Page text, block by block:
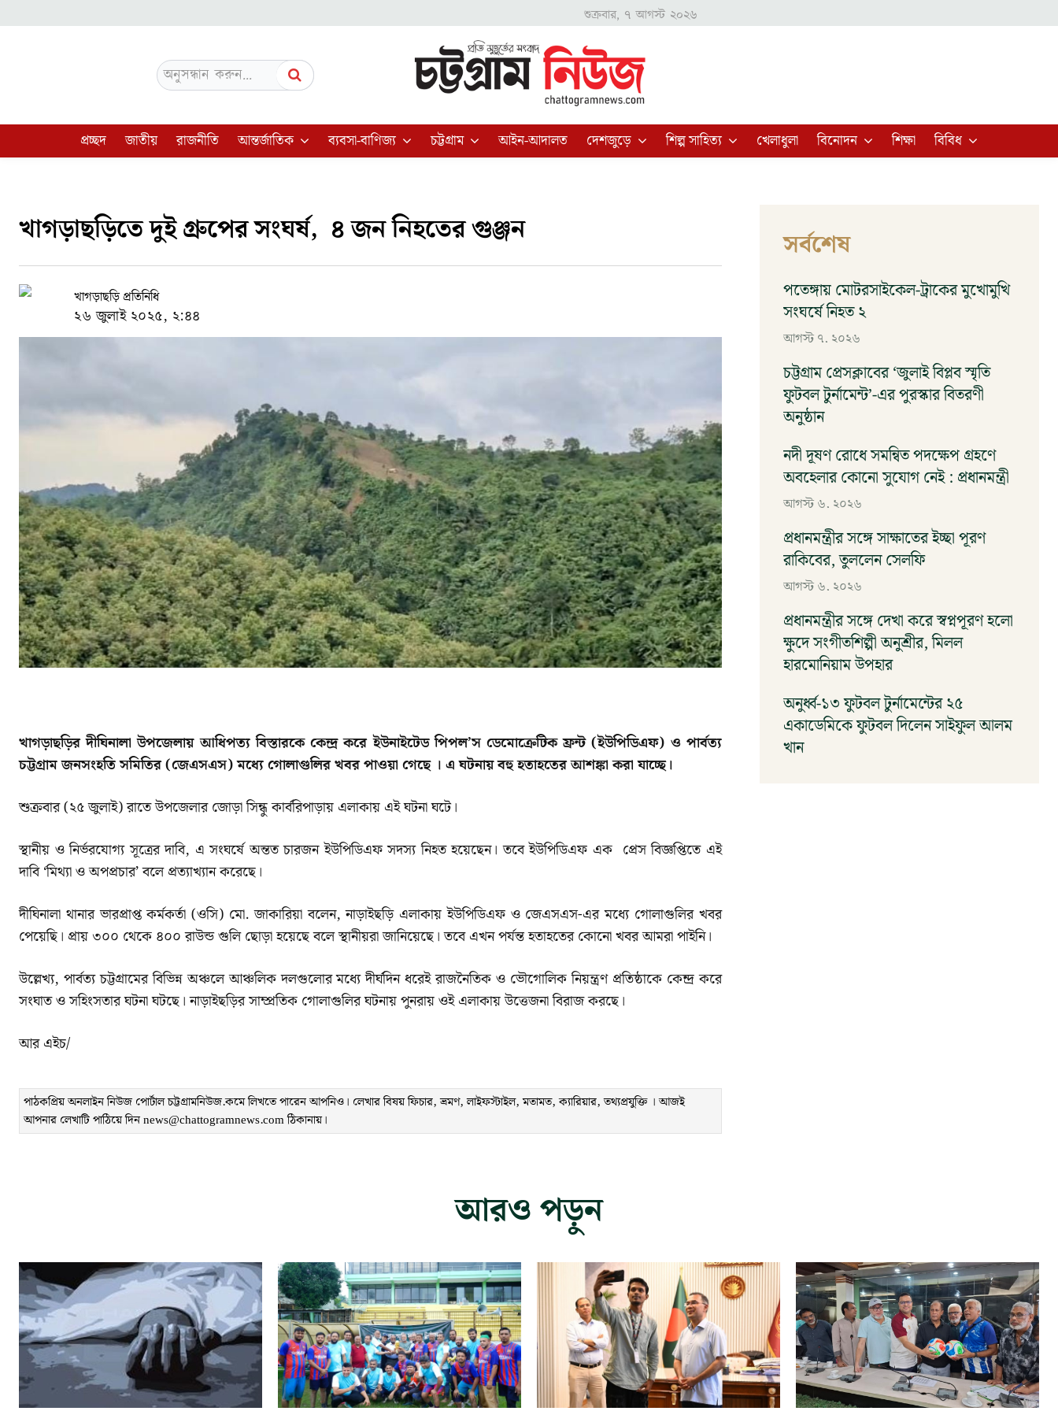
শুক্রবার, ৭ আগস্ট ২০২৬
অনুসন্ধান করুন...
প্রচ্ছদ জাতীয় রাজনীতি আন্তর্জাতিক ব্যবসা-বাণিজ্য চট্টগ্রাম আইন-আদালত দেশজুড়ে শিল্প সাহিত্য খেলাধুলা বিনোদন শিক্ষা বিবিধ
খাগড়াছড়িতে দুই গ্রুপের সংঘর্ষ, ৪ জন নিহতের গুঞ্জন
খাগড়াছড়ি প্রতিনিধি
২৬ জুলাই ২০২৫, ২:৪৪
খাগড়াছড়ির দীঘিনালা উপজেলায় আধিপত্য বিস্তারকে কেন্দ্র করে ইউনাইটেড পিপল’স ডেমোক্রেটিক ফ্রন্ট (ইউপিডিএফ) ও পার্বত্য
চট্টগ্রাম জনসংহতি সমিতির (জেএসএস) মধ্যে গোলাগুলির খবর পাওয়া গেছে । এ ঘটনায় বহু হতাহতের আশঙ্কা করা যাচ্ছে।
শুক্রবার (২৫ জুলাই) রাতে উপজেলার জোড়া সিন্ধু কার্বরিপাড়ায় এলাকায় এই ঘটনা ঘটে।
স্থানীয় ও নির্ভরযোগ্য সূত্রের দাবি, এ সংঘর্ষে অন্তত চারজন ইউপিডিএফ সদস্য নিহত হয়েছেন। তবে ইউপিডিএফ এক প্রেস বিজ্ঞপ্তিতে এই
দাবি ‘মিথ্যা ও অপপ্রচার’ বলে প্রত্যাখ্যান করেছে।
দীঘিনালা থানার ভারপ্রাপ্ত কর্মকর্তা (ওসি) মো. জাকারিয়া বলেন, নাড়াইছড়ি এলাকায় ইউপিডিএফ ও জেএসএস-এর মধ্যে গোলাগুলির খবর
পেয়েছি। প্রায় ৩০০ থেকে ৪০০ রাউন্ড গুলি ছোড়া হয়েছে বলে স্থানীয়রা জানিয়েছে। তবে এখন পর্যন্ত হতাহতের কোনো খবর আমরা পাইনি।
উল্লেখ্য, পার্বত্য চট্টগ্রামের বিভিন্ন অঞ্চলে আঞ্চলিক দলগুলোর মধ্যে দীর্ঘদিন ধরেই রাজনৈতিক ও ভৌগোলিক নিয়ন্ত্রণ প্রতিষ্ঠাকে কেন্দ্র করে
সংঘাত ও সহিংসতার ঘটনা ঘটছে। নাড়াইছড়ির সাম্প্রতিক গোলাগুলির ঘটনায় পুনরায় ওই এলাকায় উত্তেজনা বিরাজ করছে।
আর এইচ/
পাঠকপ্রিয় অনলাইন নিউজ পোর্টাল চট্টগ্রামনিউজ.কমে লিখতে পারেন আপনিও। লেখার বিষয় ফিচার, ভ্রমণ, লাইফস্টাইল, মতামত, ক্যারিয়ার, তথ্যপ্রযুক্তি । আজই
আপনার লেখাটি পাঠিয়ে দিন news@chattogramnews.com ঠিকানায়।
সর্বশেষ
পতেঙ্গায় মোটরসাইকেল-ট্রাকের মুখোমুখি
সংঘর্ষে নিহত ২
আগস্ট ৭, ২০২৬
চট্টগ্রাম প্রেসক্লাবের ‘জুলাই বিপ্লব স্মৃতি
ফুটবল টুর্নামেন্ট’-এর পুরস্কার বিতরণী
অনুষ্ঠান
আগস্ট ৬, ২০২৬
নদী দূষণ রোধে সমন্বিত পদক্ষেপ গ্রহণে
অবহেলার কোনো সুযোগ নেই : প্রধানমন্ত্রী
আগস্ট ৬, ২০২৬
প্রধানমন্ত্রীর সঙ্গে সাক্ষাতের ইচ্ছা পূরণ
রাকিবের, তুললেন সেলফি
আগস্ট ৬, ২০২৬
প্রধানমন্ত্রীর সঙ্গে দেখা করে স্বপ্নপূরণ হলো
ক্ষুদে সংগীতশিল্পী অনুশ্রীর, মিলল
হারমোনিয়াম উপহার
আগস্ট ৬, ২০২৬
অনুর্ধ্ব-১৩ ফুটবল টুর্নামেন্টের ২৫
একাডেমিকে ফুটবল দিলেন সাইফুল আলম
খান
আরও পড়ুন